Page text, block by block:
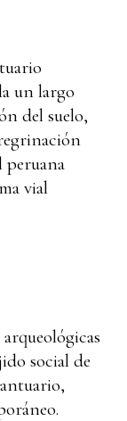
un largo
del suelo,
peruana
vial
social de